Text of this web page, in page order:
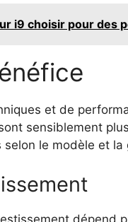
i9 choisir pour des
et de
sensiblement
selon le modèle et la
dépend